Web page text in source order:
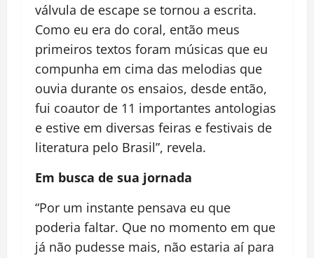
válvula de escape se tornou a escrita.
Como eu era do coral, então meus
primeiros textos foram músicas que eu
compunha em cima das melodias que
ouvia durante os ensaios, desde então,
fui coautor de 11 importantes antologias
e estive em diversas feiras e festivais de
literatura pelo Brasil”, revela.
Em busca de sua jornada
“Por um instante pensava eu que
poderia faltar. Que no momento em que
já não pudesse mais, não estaria aí para